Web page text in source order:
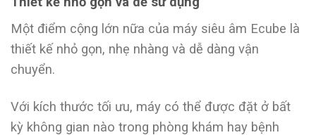
Một điểm cộng lớn nữa của máy siêu âm Ecube là
thiết kế nhỏ gọn, nhẹ nhàng và dễ dàng vận
chuyển.
Với kích thước tối ưu, máy có thể được đặt ở bất
kỳ không gian nào trong phòng khám hay bệnh